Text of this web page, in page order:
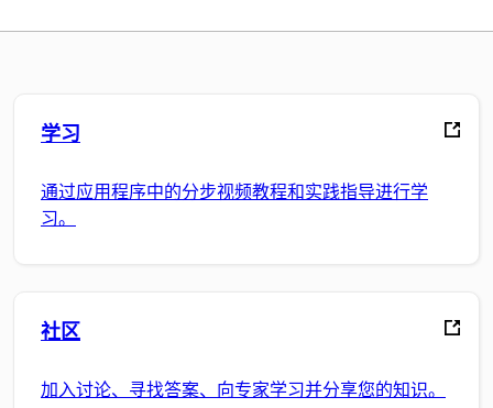
学习
通过应用程序中的分步视频教程和实践指导进行学
习。
社区
加入讨论、寻找答案、向专家学习并分享您的知识。